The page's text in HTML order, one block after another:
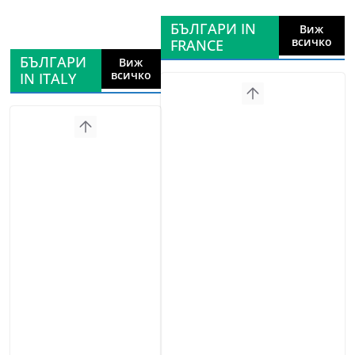
БЪЛГАРИ
IN ITALY
Виж
всичко
БЪЛГАРИ IN
FRANCE
Виж
всичко